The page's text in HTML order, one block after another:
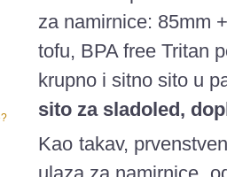
za namirnice: 85mm
tofu, BPA free Tritan
krupno i sitno sito u
sito za sladoled,
Kao takav,